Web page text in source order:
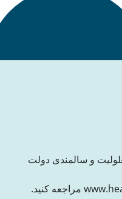
و سالمندی دولت